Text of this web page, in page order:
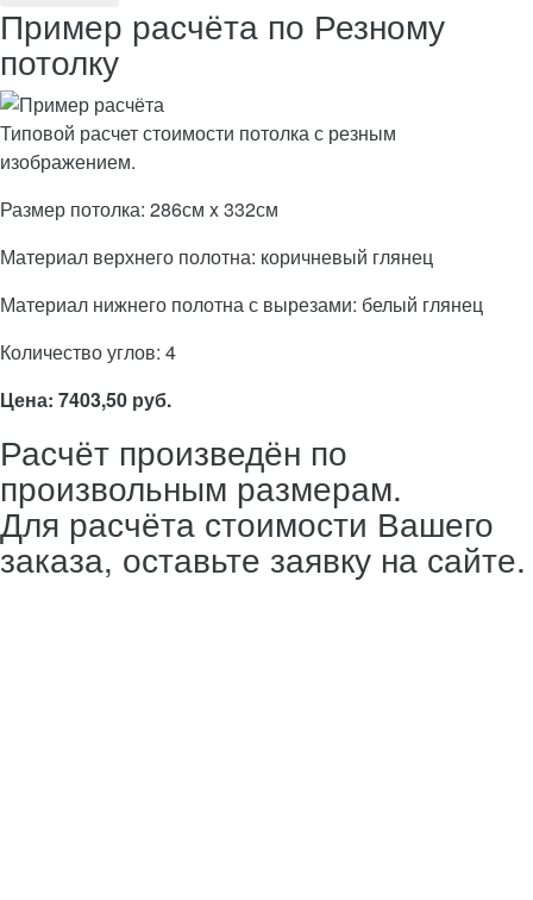
Пример расчёта по Резному
потолку
Типовой расчет стоимости потолка с резным
изображением.
Размер потолка: 286см x 332см
Материал верхнего полотна: коричневый глянец
Материал нижнего полотна с вырезами: белый глянец
Количество углов: 4
Цена: 7403,50 руб.
Расчёт произведён по
произвольным размерам.
Для расчёта стоимости Вашего
заказа, оставьте заявку на сайте.